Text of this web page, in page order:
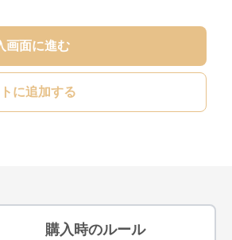
画面に進む
に追加する
購入時のルール